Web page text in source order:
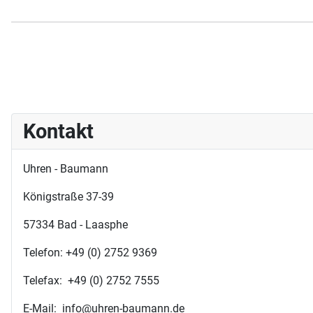
Kontakt
Uhren - Baumann
Königstraße 37-39
57334 Bad - Laasphe
Telefon: +49 (0) 2752 9369
Telefax: +49 (0) 2752 7555
E-Mail: info@uhren-baumann.de